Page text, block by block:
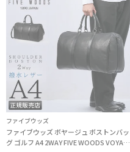
ファイブウッズ
ファイブウッズ ボヤージュ ボストンバッ
グ ゴルフ A4 2WAY FIVE WOODS VOYAGE